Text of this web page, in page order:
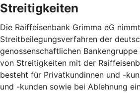
Streitigkeiten
Die Raiffeisenbank Grimma eG
Streitbeilegungsverfahren der
genossenschaftlichen
von Streitigkeiten mit der
besteht für Privatkundinnen und -
und -kunden sowie bei Ablehnung